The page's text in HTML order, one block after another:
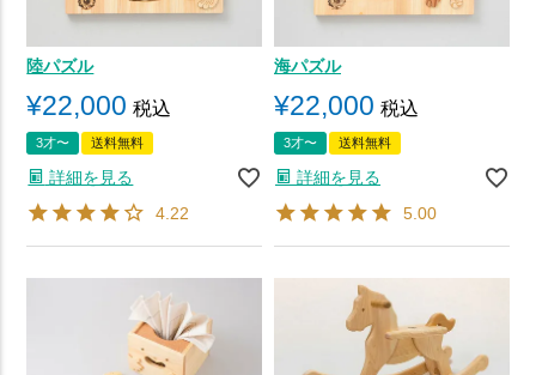
陸パズル
¥22,000 税込
3才〜 送料無料
詳細を見る
4.22
海パズル
¥22,000 税込
3才〜 送料無料
詳細を見る
5.00